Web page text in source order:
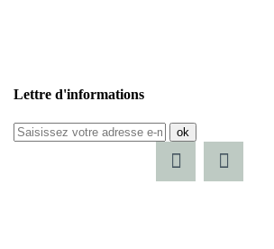
Lettre d'informations
ok